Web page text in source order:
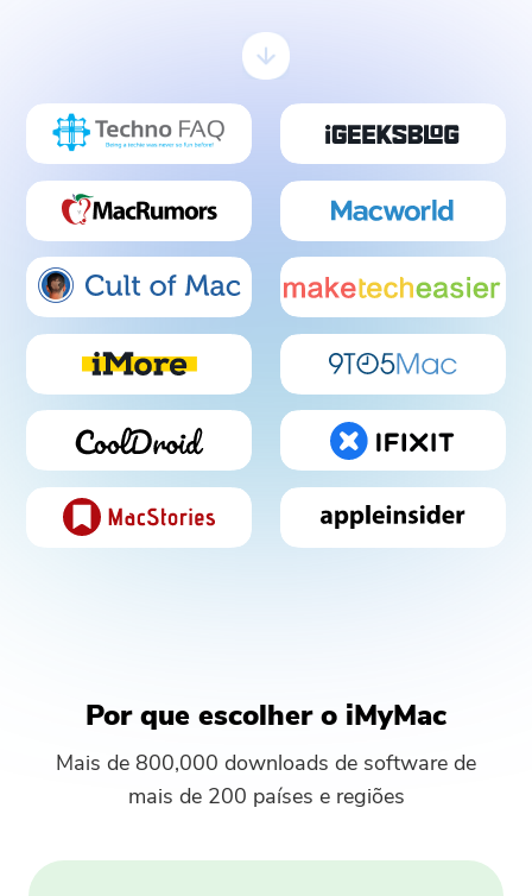
Por que escolher o iMyMac
Mais de 800,000 downloads de software de
mais de 200 países e regiões